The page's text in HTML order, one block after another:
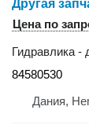
Цена по
Гидравлика -
84580530
Дания,